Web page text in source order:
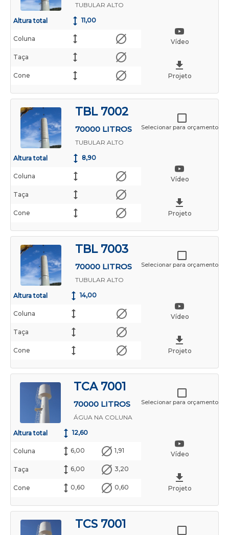
TUBULAR ALTO
Vídeo
Projeto
Altura total 11,00
Coluna
Taça
Cone
TBL 7002
70000 LITROS
TUBULAR ALTO
Vídeo
Projeto
Altura total 8,90
Coluna
Taça
Cone
Selecionar para orçamento
TBL 7003
70000 LITROS
TUBULAR ALTO
Vídeo
Projeto
Altura total 14,00
Coluna
Taça
Cone
Selecionar para orçamento
TCA 7001
70000 LITROS
ÁGUA NA COLUNA
Vídeo
Projeto
Altura total 12,60
Coluna 6,00 1,91
Taça 6,00 3,20
Cone 0,60 0,60
Selecionar para orçamento
TCS 7001